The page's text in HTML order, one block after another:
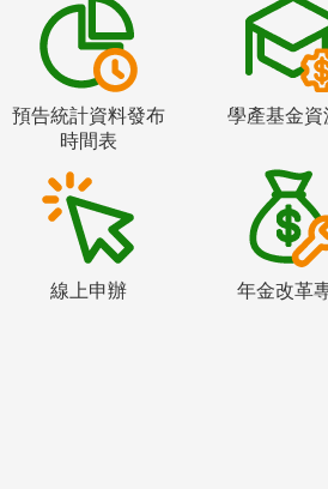
預告統計資料發布
時間表
學產基金資
線上申辦 年金改革